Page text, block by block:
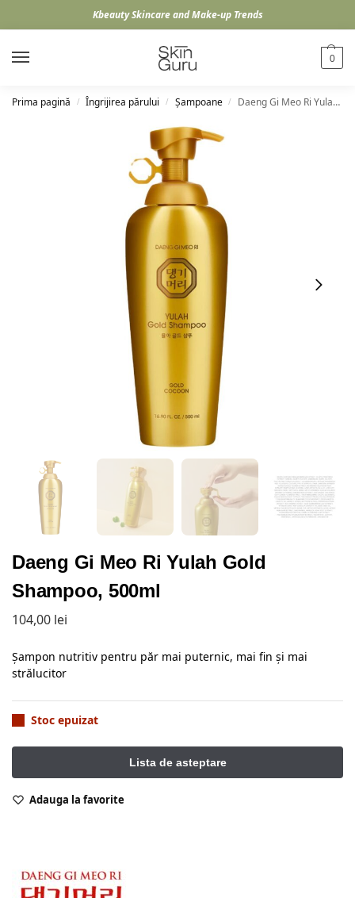
Kbeauty Skincare and Make-up Trends
0
Prima pagină / Îngrijirea părului / Șampoane / Daeng Gi Meo Ri Yulah Gold Shampoo, 500ml
Daeng Gi Meo Ri Yulah Gold
Shampoo, 500ml
104,00 lei
Șampon nutritiv pentru păr mai puternic, mai fin și mai
strălucitor
Stoc epuizat
Adauga la favorite